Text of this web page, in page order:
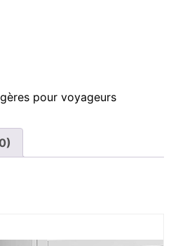
pour voyageurs